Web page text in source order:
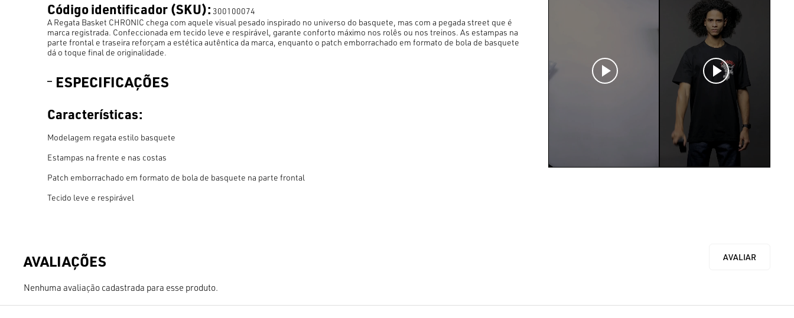
Código identificador (SKU): 300100074
A Regata Basket CHRONIC chega com aquele visual pesado inspirado no universo do basquete, mas com a pegada street que é
marca registrada. Confeccionada em tecido leve e respirável, garante conforto máximo nos rolês ou nos treinos. As estampas na
parte frontal e traseira reforçam a estética autêntica da marca, enquanto o patch emborrachado em formato de bola de basquete
dá o toque final de originalidade.
ESPECIFICAÇÕES
Características:
Modelagem regata estilo basquete
Estampas na frente e nas costas
Patch emborrachado em formato de bola de basquete na parte frontal
Tecido leve e respirável
Nenhuma avaliação cadastrada para esse produto.